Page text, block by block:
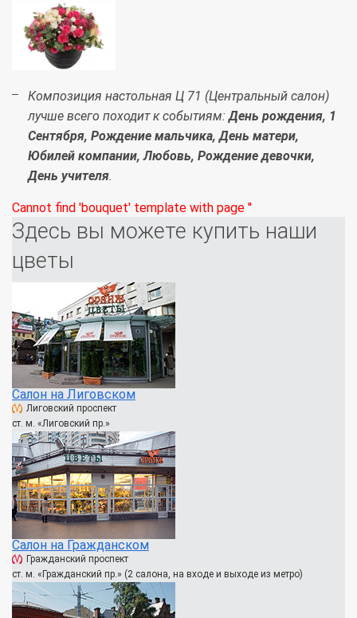
Композиция настольная Ц 71 (Центральный салон)
лучше всего походит к событиям:День рождения, 1
Сентября, Рождение мальчика, День матери,
Юбилей компании, Любовь, Рождение девочки,
День учителя.
Cannot find 'bouquet' template with page ''
Здесь вы можете купить наши
цветы
Салон на Лиговском
Лиговский проспект
ст. м. «Лиговский пр.»
Салон на Гражданском
Гражданский проспект
ст. м. «Гражданский пр.» (2 салона, на входе и выходе из метро)